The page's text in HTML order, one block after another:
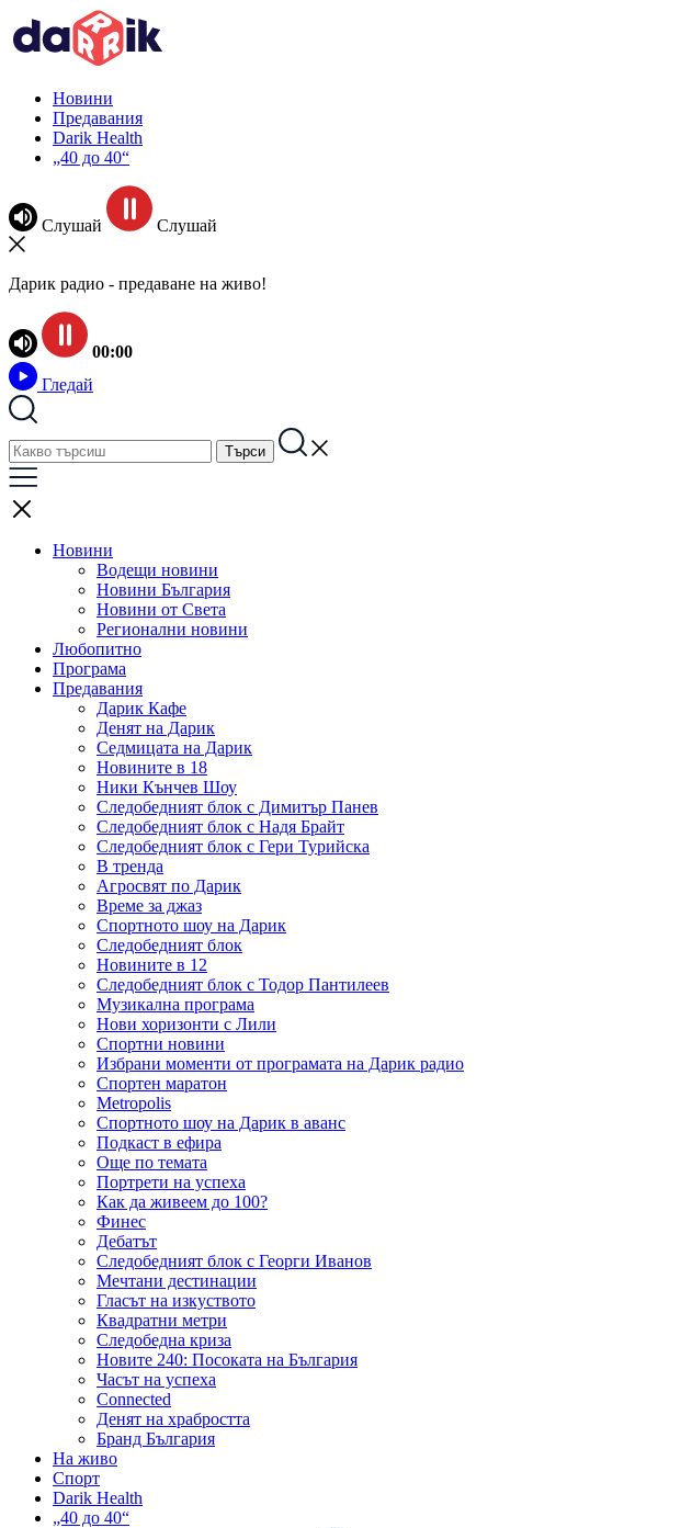
Новини
Предавания
Darik Health
„40 до 40“
Слушай Слушай
Дарик радио - предаване на живо!
00:00
Гледай
Новини
Водещи новини
Новини България
Новини от Света
Регионални новини
Любопитно
Програма
Предавания
Дарик Кафе
Денят на Дарик
Седмицата на Дарик
Новините в 18
Ники Кънчев Шоу
Следобедният блок с Димитър Панев
Следобедният блок с Надя Брайт
Следобедният блок с Гери Турийска
В тренда
Агросвят по Дарик
Време за джаз
Спортното шоу на Дарик
Следобедният блок
Новините в 12
Следобедният блок с Тодор Пантилеев
Музикална програма
Нови хоризонти с Лили
Спортни новини
Избрани моменти от програмата на Дарик радио
Спортен маратон
Metropolis
Спортното шоу на Дарик в аванс
Подкаст в ефира
Още по темата
Портрети на успеха
Как да живеем до 100?
Финес
Дебатът
Следобедният блок с Георги Иванов
Мечтани дестинации
Гласът на изкуството
Квадратни метри
Следобедна криза
Новите 240: Посоката на България
Часът на успеха
Connected
Денят на храбростта
Бранд България
На живо
Спорт
Darik Health
„40 до 40“